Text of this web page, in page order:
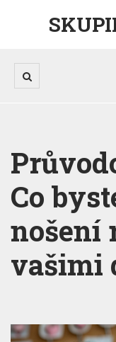
Co
nošení
vašimi